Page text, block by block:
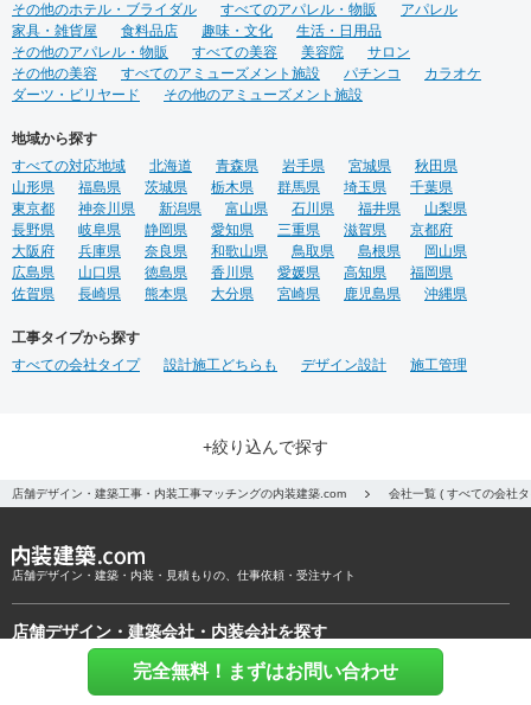
完全無料！まずはお問い合わせ
その他のホテル・ブライダル
すべてのアパレル・物販
アパレル
家具・雑貨屋
食料品店 趣味・文化
生活・日用品
その他のアパレル・物販
すべての美容 美容院
サロン
その他の美容
すべてのアミューズメント施設 パチンコ
カラオケ
ダーツ・ビリヤード
その他のアミューズメント施設
地域から探す
すべての対応地域
北海道 青森県 岩手県 宮城県
秋田県
山形県
福島県 茨城県 栃木県 群馬県 埼玉県
千葉県
東京都
神奈川県 新潟県 富山県 石川県 福井県
山梨県
長野県
岐阜県 静岡県 愛知県 三重県 滋賀県
京都府
大阪府
兵庫県 奈良県 和歌山県 鳥取県 島根県
岡山県
広島県
山口県 徳島県 香川県 愛媛県 高知県
福岡県
佐賀県
長崎県 熊本県 大分県 宮崎県 鹿児島県 沖縄県
工事タイプから探す
すべての会社タイプ
設計施工どちらも デザイン設計 施工管理
+絞り込んで探す
店舗デザイン・建築工事・内装工事マッチングの内装建築.com 会社一覧 ( すべての会社
店舗デザイン・建築・内装・見積もりの、仕事依頼・受注サイト
店舗デザイン・建築会社・内装会社を探す
会社一覧から探す